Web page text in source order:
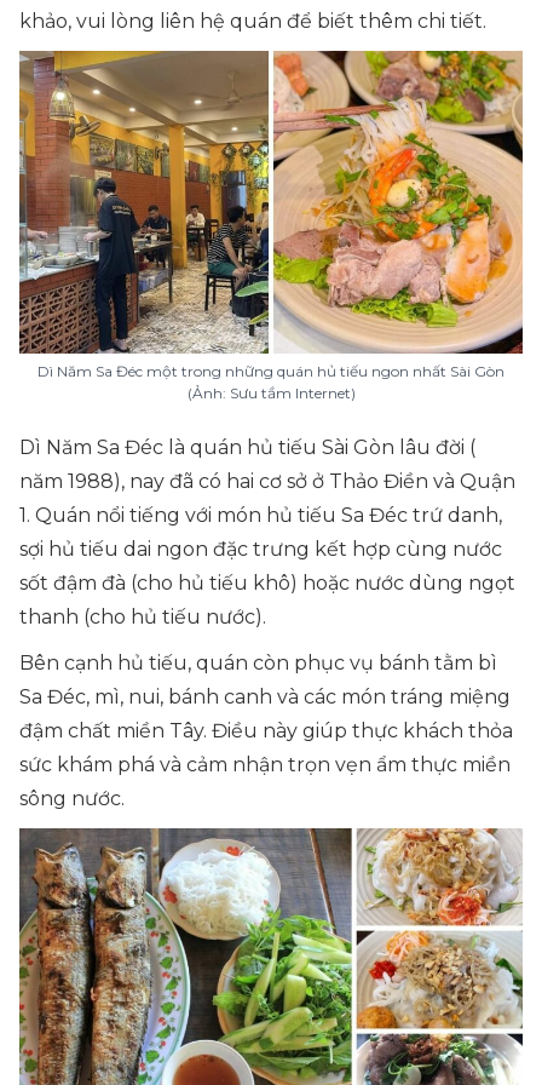
khảo, vui lòng liên hệ quán để biết thêm chi tiết.
Dì Năm Sa Đéc một trong những quán hủ tiếu ngon nhất Sài Gòn
(Ảnh: Sưu tầm Internet)
Dì Năm Sa Đéc là quán hủ tiếu Sài Gòn lâu đời (
năm 1988), nay đã có hai cơ sở ở Thảo Điền và Quận
1. Quán nổi tiếng với món hủ tiếu Sa Đéc trứ danh,
sợi hủ tiếu dai ngon đặc trưng kết hợp cùng nước
sốt đậm đà (cho hủ tiếu khô) hoặc nước dùng ngọt
thanh (cho hủ tiếu nước).
Bên cạnh hủ tiếu, quán còn phục vụ bánh tằm bì
Sa Đéc, mì, nui, bánh canh và các món tráng miệng
đậm chất miền Tây. Điều này giúp thực khách thỏa
sức khám phá và cảm nhận trọn vẹn ẩm thực miền
sông nước.